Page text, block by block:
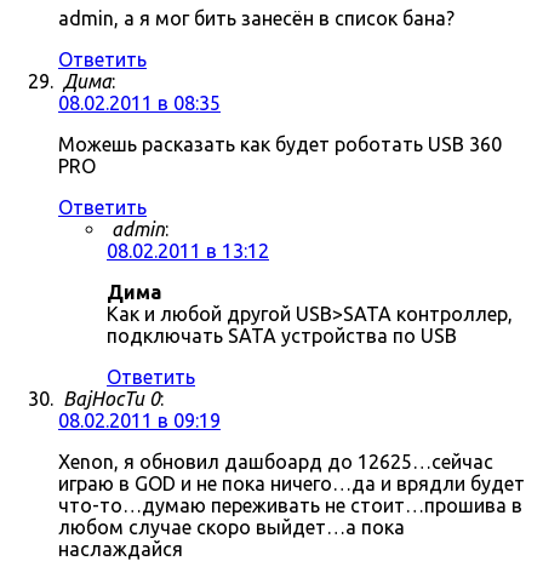
admin, а я мог бить занесён в список бана?
Ответить
Дима:
08.02.2011 в 08:35
Можешь расказать как будет роботать USB 360
PRO
Ответить
admin:
08.02.2011 в 13:12
Дима
Как и любой другой USB>SATA контроллер,
подключать SATA устройства по USB
Ответить
BajHocTu 0:
08.02.2011 в 09:19
Xenon, я обновил дашбоард до 12625…сейчас
играю в GOD и не пока ничего…да и врядли будет
что-то…думаю переживать не стоит…прошива в
любом случае скоро выйдет…а пока
наслаждайся